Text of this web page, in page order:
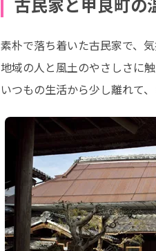
素朴で落ち着いた古民家で、
地域の人と風土のやさしさに
いつもの生活から少し離れて